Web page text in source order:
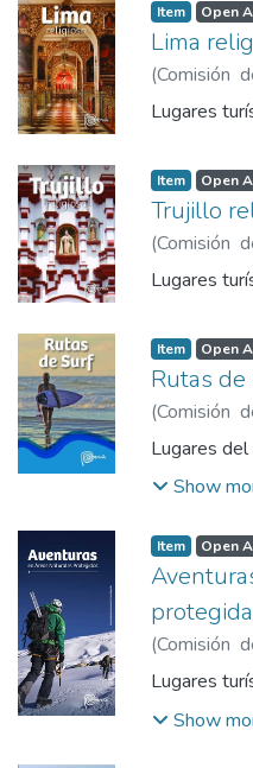
Item Open
Lima
(Comisión
de
Lugares
Item Open
Trujillo
(Comisión
de
Lugares
Item Open
Rutas
(Comisión
y el Turismo
Lugares del
Show
Item Open
(Comisión
Exportación
Lugares
Show